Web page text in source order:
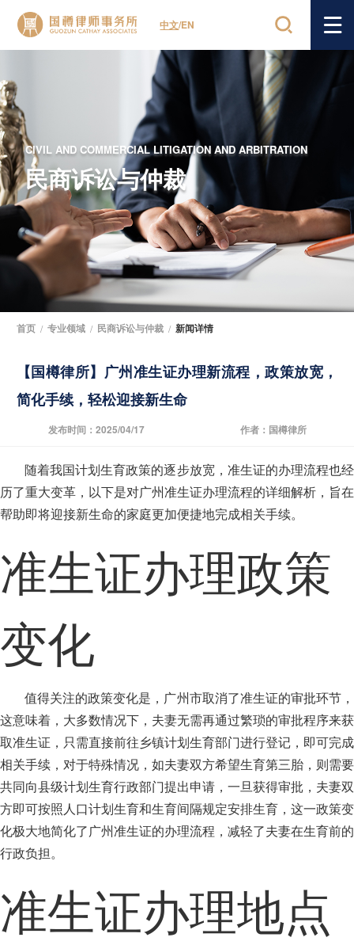
中文/EN
CIVIL AND COMMERCIAL LITIGATION AND ARBITRATION
民商诉讼与仲裁
首页 / 专业领域 / 民商诉讼与仲裁 / 新闻详情
【国樽律所】广州准生证办理新流程，政策放宽，
简化手续，轻松迎接新生命
发布时间：2025/04/17 作者：国樽律所
随着我国计划生育政策的逐步放宽，准生证的办理流程也经
历了重大变革，以下是对广州准生证办理流程的详细解析，旨在
帮助即将迎接新生命的家庭更加便捷地完成相关手续。
准生证办理政策
变化
值得关注的政策变化是，广州市取消了准生证的审批环节，
这意味着，大多数情况下，夫妻无需再通过繁琐的审批程序来获
取准生证，只需直接前往乡镇计划生育部门进行登记，即可完成
相关手续，对于特殊情况，如夫妻双方希望生育第三胎，则需要
共同向县级计划生育行政部门提出申请，一旦获得审批，夫妻双
方即可按照人口计划生育和生育间隔规定安排生育，这一政策变
化极大地简化了广州准生证的办理流程，减轻了夫妻在生育前的
行政负担。
准生证办理地点